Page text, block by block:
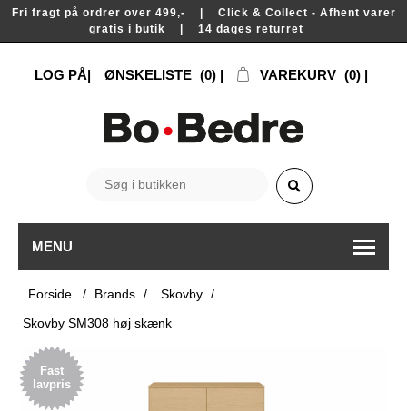
Fri fragt på ordrer over 499,- | Click & Collect - Afhent varer
gratis i butik | 14 dages returret
LOG PÅ ØNSKELISTE (0) VAREKURV (0)
MENU
Forside / Brands / Skovby /
Skovby SM308 høj skænk
Fast
lavpris